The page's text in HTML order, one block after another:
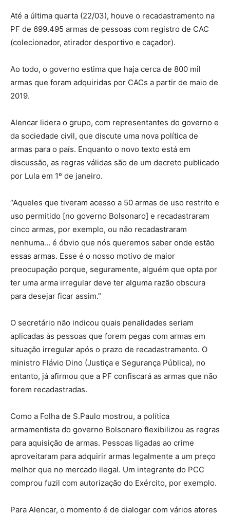
Até a última quarta (22/03), houve o recadastramento na
PF de 699.495 armas de pessoas com registro de CAC
(colecionador, atirador desportivo e caçador).
Ao todo, o governo estima que haja cerca de 800 mil
armas que foram adquiridas por CACs a partir de maio de
2019.
Alencar lidera o grupo, com representantes do governo e
da sociedade civil, que discute uma nova política de
armas para o país. Enquanto o novo texto está em
discussão, as regras válidas são de um decreto publicado
por Lula em 1º de janeiro.
“Aqueles que tiveram acesso a 50 armas de uso restrito e
uso permitido [no governo Bolsonaro] e recadastraram
cinco armas, por exemplo, ou não recadastraram
nenhuma… é óbvio que nós queremos saber onde estão
essas armas. Esse é o nosso motivo de maior
preocupação porque, seguramente, alguém que opta por
ter uma arma irregular deve ter alguma razão obscura
para desejar ficar assim.”
O secretário não indicou quais penalidades seriam
aplicadas às pessoas que forem pegas com armas em
situação irregular após o prazo de recadastramento. O
ministro Flávio Dino (Justiça e Segurança Pública), no
entanto, já afirmou que a PF confiscará as armas que não
forem recadastradas.
Como a Folha de S.Paulo mostrou, a política
armamentista do governo Bolsonaro flexibilizou as regras
para aquisição de armas. Pessoas ligadas ao crime
aproveitaram para adquirir armas legalmente a um preço
melhor que no mercado ilegal. Um integrante do PCC
comprou fuzil com autorização do Exército, por exemplo.
Para Alencar, o momento é de dialogar com vários atores